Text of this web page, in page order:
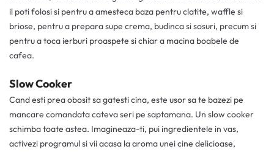
il poti folosi si pentru a amesteca baza pentru clatite, waffle si
briose, pentru a prepara supe crema, budinca si sosuri, precum si
pentru a toca ierburi proaspete si chiar a macina boabele de
cafea.
Slow Cooker
Cand esti prea obosit sa gatesti cina, este usor sa te bazezi pe
mancare comandata cateva seri pe saptamana. Un slow cooker
schimba toate astea. Imagineaza-ti, pui ingredientele in vas,
activezi programul si vii acasa la aroma unei cine delicioase,